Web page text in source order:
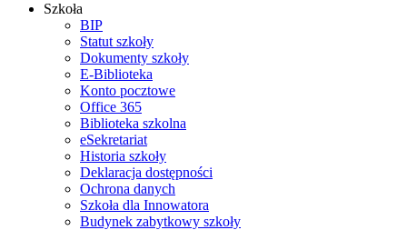
Szkoła
BIP
Statut szkoły
Dokumenty szkoły
E-Biblioteka
Konto pocztowe
Office 365
Biblioteka szkolna
eSekretariat
Historia szkoły
Deklaracja dostępności
Ochrona danych
Szkoła dla Innowatora
Budynek zabytkowy szkoły